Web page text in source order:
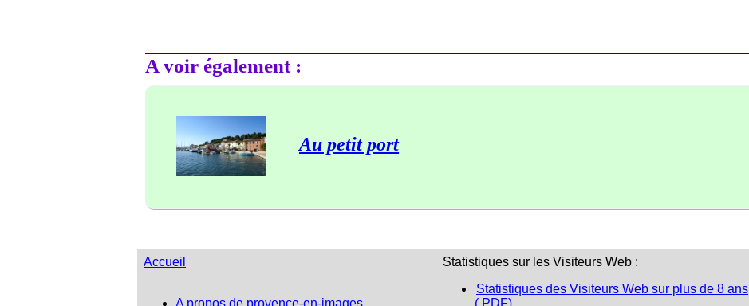
A voir également :
Au petit port
Accueil
A propos de provence-en-images
Statistiques sur les Visiteurs Web :
Statistiques des Visiteurs Web sur plus de 8 ans
(.PDF)